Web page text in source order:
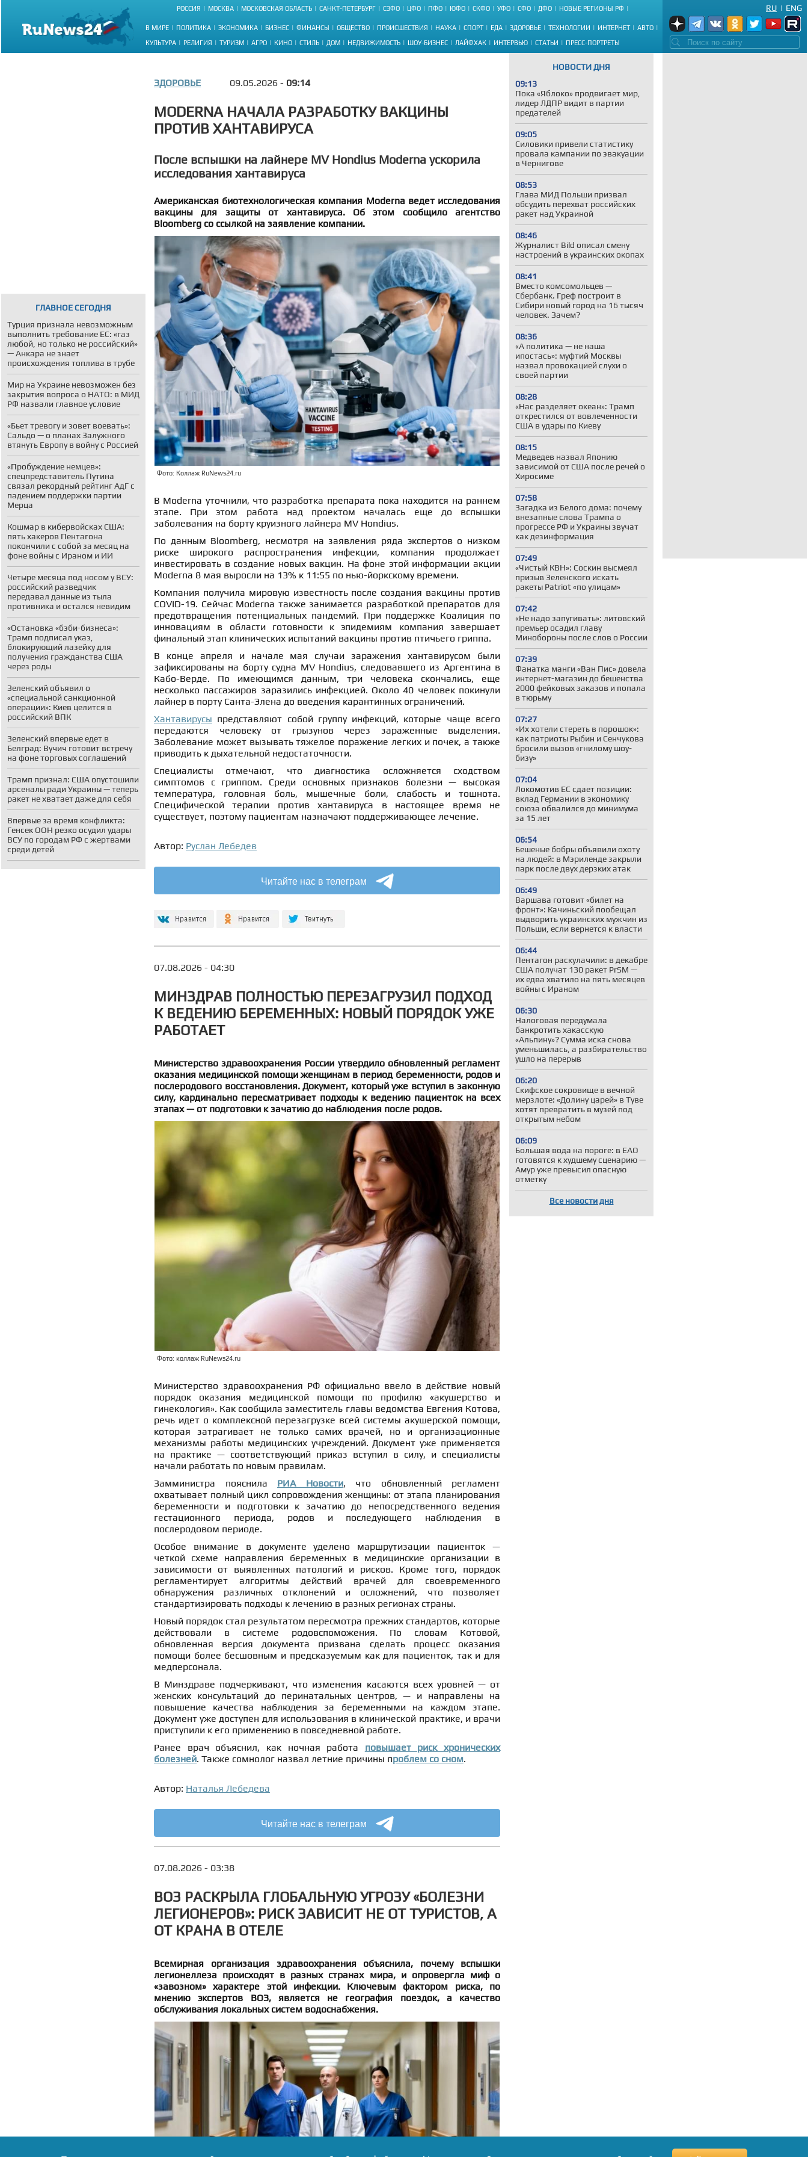
РОССИЯ МОСКВА МОСКОВСКАЯ ОБЛАСТЬ САНКТ-ПЕТЕРБУРГ СЗФО ЦФО ПФО ЮФО СКФО УФО СФО ДФО НОВЫЕ РЕГИОНЫ РФ
В МИРЕ ПОЛИТИКА ЭКОНОМИКА БИЗНЕС ФИНАНСЫ ОБЩЕСТВО ПРОИСШЕСТВИЯ НАУКА СПОРТ ЕДА ЗДОРОВЬЕ ТЕХНОЛОГИИ ИНТЕРНЕТ АВТО
КУЛЬТУРА РЕЛИГИЯ ТУРИЗМ АГРО КИНО СТИЛЬ ДОМ НЕДВИЖИМОСТЬ ШОУ-БИЗНЕС ЛАЙФХАК ИНТЕРВЬЮ СТАТЬИ ПРЕСС-ПОРТРЕТЫ
ENG
|
RU
ГЛАВНОЕ СЕГОДНЯ
Турция признала невозможным
выполнить требование ЕС: «газ
любой, но только не российский»
— Анкара не знает
происхождения топлива в трубе
Мир на Украине невозможен без
закрытия вопроса о НАТО: в МИД
РФ назвали главное условие
«Бьет тревогу и зовет воевать»:
Сальдо — о планах Залужного
втянуть Европу в войну с Россией
«Пробуждение немцев»:
спецпредставитель Путина
связал рекордный рейтинг АдГ с
падением поддержки партии
Мерца
Кошмар в кибервойсках США:
пять хакеров Пентагона
покончили с собой за месяц на
фоне войны с Ираном и ИИ
Четыре месяца под носом у ВСУ:
российский разведчик
передавал данные из тыла
противника и остался невидим
«Остановка «бэби-бизнеса»:
Трамп подписал указ,
блокирующий лазейку для
получения гражданства США
через роды
Зеленский объявил о
«специальной санкционной
операции»: Киев целится в
российский ВПК
Зеленский впервые едет в
Белград: Вучич готовит встречу
на фоне торговых соглашений
Трамп признал: США опустошили
арсеналы ради Украины — теперь
ракет не хватает даже для себя
Впервые за время конфликта:
Генсек ООН резко осудил удары
ВСУ по городам РФ с жертвами
среди детей
НОВОСТИ ДНЯ
09:13
Пока «Яблоко» продвигает мир,
лидер ЛДПР видит в партии
предателей
09:05
Силовики привели статистику
провала кампании по эвакуации
в Чернигове
08:53
Глава МИД Польши призвал
обсудить перехват российских
ракет над Украиной
08:46
Журналист Bild описал смену
настроений в украинских окопах
08:41
Вместо комсомольцев —
Сбербанк. Греф построит в
Сибири новый город на 16 тысяч
человек. Зачем?
08:36
«А политика — не наша
ипостась»: муфтий Москвы
назвал провокацией слухи о
своей партии
08:28
«Нас разделяет океан»: Трамп
открестился от вовлеченности
США в удары по Киеву
08:15
Медведев назвал Японию
зависимой от США после речей о
Хиросиме
07:58
Загадка из Белого дома: почему
внезапные слова Трампа о
прогрессе РФ и Украины звучат
как дезинформация
07:49
«Чистый КВН»: Соскин высмеял
призыв Зеленского искать
ракеты Patriot «по улицам»
07:42
«Не надо запугивать»: литовский
премьер осадил главу
Минобороны после слов о России
07:39
Фанатка манги «Ван Пис» довела
интернет-магазин до бешенства
2000 фейковых заказов и попала
в тюрьму
07:27
«Их хотели стереть в порошок»:
как патриоты Рыбин и Сенчукова
бросили вызов «гнилому шоу-
бизу»
07:04
Локомотив ЕС сдает позиции:
вклад Германии в экономику
союза обвалился до минимума
за 15 лет
06:54
Бешеные бобры объявили охоту
на людей: в Мэриленде закрыли
парк после двух дерзких атак
06:49
Варшава готовит «билет на
фронт»: Качиньский пообещал
выдворить украинских мужчин из
Польши, если вернется к власти
06:44
Пентагон раскулачили: в декабре
США получат 130 ракет PrSM —
их едва хватило на пять месяцев
войны с Ираном
06:30
Налоговая передумала
банкротить хакасскую
«Альпину»? Сумма иска снова
уменьшилась, а разбирательство
ушло на перерыв
06:20
Скифское сокровище в вечной
мерзлоте: «Долину царей» в Туве
хотят превратить в музей под
открытым небом
06:09
Большая вода на пороге: в ЕАО
готовятся к худшему сценарию —
Амур уже превысил опасную
отметку
Все новости дня
ЗДОРОВЬЕ 09.05.2026 - 09:14
MODERNA НАЧАЛА РАЗРАБОТКУ ВАКЦИНЫ
ПРОТИВ ХАНТАВИРУСА
После вспышки на лайнере MV Hondius Moderna ускорила
исследования хантавируса
Американская биотехнологическая компания Moderna ведет исследования
вакцины для защиты от хантавируса. Об этом сообщило агентство
Bloomberg со ссылкой на заявление компании.
Фото: Коллаж RuNews24.ru
В Moderna уточнили, что разработка препарата пока находится на раннем
этапе. При этом работа над проектом началась еще до вспышки
заболевания на борту круизного лайнера MV Hondius.
По данным Bloomberg, несмотря на заявления ряда экспертов о низком
риске широкого распространения инфекции, компания продолжает
инвестировать в создание новых вакцин. На фоне этой информации акции
Moderna 8 мая выросли на 13% к 11:55 по нью-йоркскому времени.
Компания получила мировую известность после создания вакцины против
COVID-19. Сейчас Moderna также занимается разработкой препаратов для
предотвращения потенциальных пандемий. При поддержке Коалиция по
инновациям в области готовности к эпидемиям компания завершает
финальный этап клинических испытаний вакцины против птичьего гриппа.
В конце апреля и начале мая случаи заражения хантавирусом были
зафиксированы на борту судна MV Hondius, следовавшего из Аргентина в
Кабо-Верде. По имеющимся данным, три человека скончались, еще
несколько пассажиров заразились инфекцией. Около 40 человек покинули
лайнер в порту Санта-Элена до введения карантинных ограничений.
Хантавирусы представляют собой группу инфекций, которые чаще всего
передаются человеку от грызунов через зараженные выделения.
Заболевание может вызывать тяжелое поражение легких и почек, а также
приводить к дыхательной недостаточности.
Специалисты отмечают, что диагностика осложняется сходством
симптомов с гриппом. Среди основных признаков болезни — высокая
температура, головная боль, мышечные боли, слабость и тошнота.
Специфической терапии против хантавируса в настоящее время не
существует, поэтому пациентам назначают поддерживающее лечение.
Автор: Руслан Лебедев
Читайте нас в телеграм
07.08.2026 - 04:30
МИНЗДРАВ ПОЛНОСТЬЮ ПЕРЕЗАГРУЗИЛ ПОДХОД
К ВЕДЕНИЮ БЕРЕМЕННЫХ: НОВЫЙ ПОРЯДОК УЖЕ
РАБОТАЕТ
Министерство здравоохранения России утвердило обновленный регламент
оказания медицинской помощи женщинам в период беременности, родов и
послеродового восстановления. Документ, который уже вступил в законную
силу, кардинально пересматривает подходы к ведению пациенток на всех
этапах — от подготовки к зачатию до наблюдения после родов.
Фото: коллаж RuNews24.ru
Министерство здравоохранения РФ официально ввело в действие новый
порядок оказания медицинской помощи по профилю «акушерство и
гинекология». Как сообщила заместитель главы ведомства Евгения Котова,
речь идет о комплексной перезагрузке всей системы акушерской помощи,
которая затрагивает не только самих врачей, но и организационные
механизмы работы медицинских учреждений. Документ уже применяется
на практике — соответствующий приказ вступил в силу, и специалисты
начали работать по новым правилам.
Замминистра пояснила РИА Новости, что обновленный регламент
охватывает полный цикл сопровождения женщины: от этапа планирования
беременности и подготовки к зачатию до непосредственного ведения
гестационного периода, родов и последующего наблюдения в
послеродовом периоде.
Особое внимание в документе уделено маршрутизации пациенток —
четкой схеме направления беременных в медицинские организации в
зависимости от выявленных патологий и рисков. Кроме того, порядок
регламентирует алгоритмы действий врачей для своевременного
обнаружения различных отклонений и осложнений, что позволяет
стандартизировать подходы к лечению в разных регионах страны.
Новый порядок стал результатом пересмотра прежних стандартов, которые
действовали в системе родовспоможения. По словам Котовой,
обновленная версия документа призвана сделать процесс оказания
помощи более бесшовным и предсказуемым как для пациенток, так и для
медперсонала.
В Минздраве подчеркивают, что изменения касаются всех уровней — от
женских консультаций до перинатальных центров, — и направлены на
повышение качества наблюдения за беременными на каждом этапе.
Документ уже доступен для использования в клинической практике, и врачи
приступили к его применению в повседневной работе.
Ранее врач объяснил, как ночная работа повышает риск хронических
болезней. Также сомнолог назвал летние причины проблем со сном.
Автор: Наталья Лебедева
Читайте нас в телеграм
07.08.2026 - 03:38
ВОЗ РАСКРЫЛА ГЛОБАЛЬНУЮ УГРОЗУ «БОЛЕЗНИ
ЛЕГИОНЕРОВ»: РИСК ЗАВИСИТ НЕ ОТ ТУРИСТОВ, А
ОТ КРАНА В ОТЕЛЕ
Всемирная организация здравоохранения объяснила, почему вспышки
легионеллеза происходят в разных странах мира, и опровергла миф о
«завозном» характере этой инфекции. Ключевым фактором риска, по
мнению экспертов ВОЗ, является не география поездок, а качество
обслуживания локальных систем водоснабжения.